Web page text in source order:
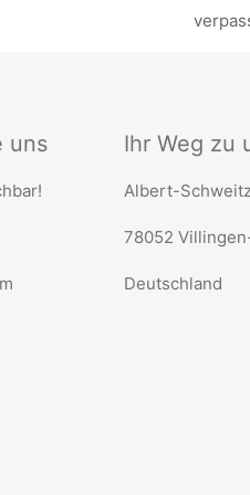
uns Ihr Weg zu
Albert-
78052
Deutschland